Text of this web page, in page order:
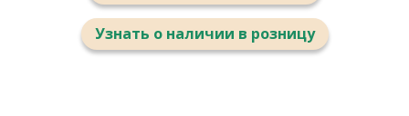
Узнать о наличии в розницу